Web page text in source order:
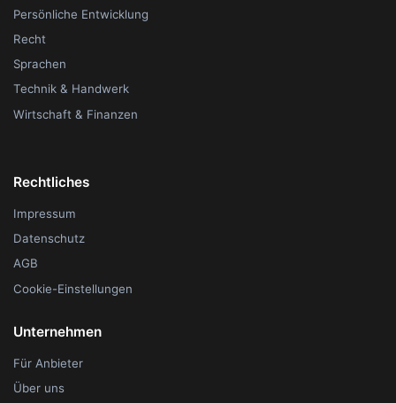
Persönliche Entwicklung
Recht
Sprachen
Technik & Handwerk
Wirtschaft & Finanzen
Rechtliches
Impressum
Datenschutz
AGB
Cookie-Einstellungen
Unternehmen
Für Anbieter
Über uns